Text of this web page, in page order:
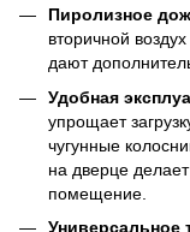
Пиролизное
вторичной
дают
Удобная
упрощает
чугунные
на дверце
помещение.
Универсальное